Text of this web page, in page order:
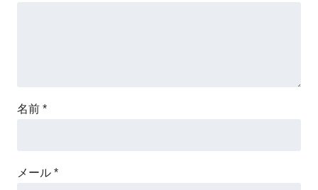
名前 *
メール *